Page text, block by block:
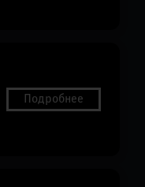
Подробнее